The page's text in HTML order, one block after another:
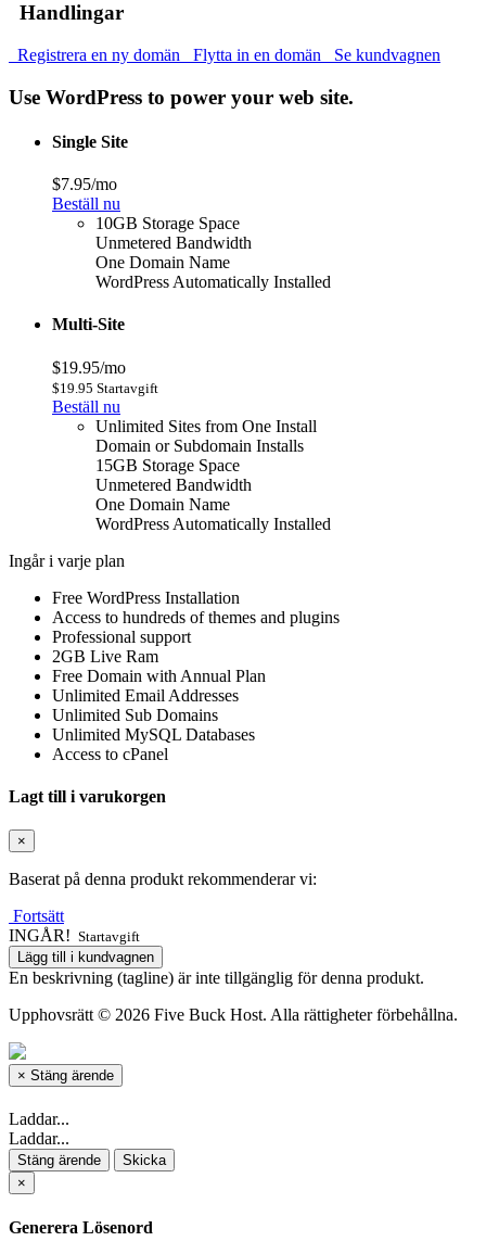
Handlingar
Registrera en ny domän Flytta in en domän Se kundvagnen
Use WordPress to power your web site.
Single Site
$7.95/mo
Beställ nu
10GB Storage Space
Unmetered Bandwidth
One Domain Name
WordPress Automatically Installed
Multi-Site
$19.95/mo
$19.95 Startavgift
Beställ nu
Unlimited Sites from One Install
Domain or Subdomain Installs
15GB Storage Space
Unmetered Bandwidth
One Domain Name
WordPress Automatically Installed
Ingår i varje plan
Free WordPress Installation
Access to hundreds of themes and plugins
Professional support
2GB Live Ram
Free Domain with Annual Plan
Unlimited Email Addresses
Unlimited Sub Domains
Unlimited MySQL Databases
Access to cPanel
Lagt till i varukorgen
×
Baserat på denna produkt rekommenderar vi:
Fortsätt
INGÅR! Startavgift
Lägg till i kundvagnen
En beskrivning (tagline) är inte tillgänglig för denna produkt.
Upphovsrätt © 2026 Five Buck Host. Alla rättigheter förbehållna.
× Stäng ärende
Laddar...
Laddar...
Stäng ärende
Skicka
×
Generera Lösenord